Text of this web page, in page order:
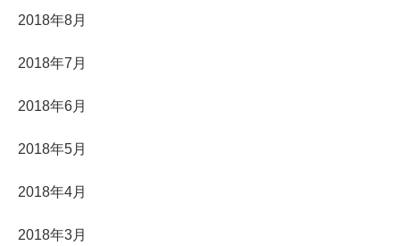
2018年8月
2018年7月
2018年6月
2018年5月
2018年4月
2018年3月